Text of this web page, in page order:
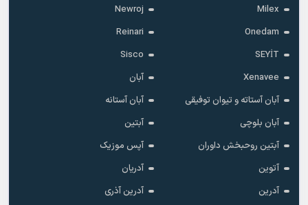
Milex
Newroj
Onedam
Reinari
SEYİT
Sisco
Xenavee
آبان
آبان آستاته و تیوان توفیقی
آبان آستانه
آبان بلوچی
آبتین
آبتین روحبخش داوران
آپس موزیک
آتوین
آدریان
آدرین
آدرین آذری